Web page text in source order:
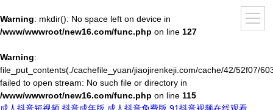
Warning: mkdir(): No space left on device in
/www/wwwroot/new16.com/func.php on line 127
Warning:
file_put_contents(./cachefile_yuan/jiaojirenkeji.com/cache/42/52f07/
failed to open stream: No such file or directory in
/www/wwwroot/new16.com/func.php on line 115